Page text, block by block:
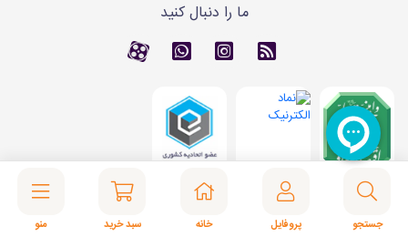
جستجو پروفایل خانه سبد خرید منو
ما را دنبال کنید
RSS کانال آپارات
تماس با واتس اپ
کانال آپارات